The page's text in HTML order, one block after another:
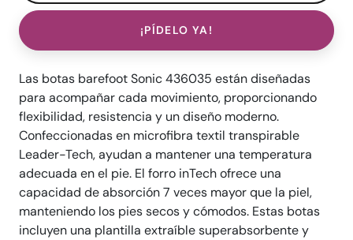
¡PÍDELO YA!
Las botas barefoot Sonic 436035 están diseñadas
para acompañar cada movimiento, proporcionando
flexibilidad, resistencia y un diseño moderno.
Confeccionadas en microfibra textil transpirable
Leader-Tech, ayudan a mantener una temperatura
adecuada en el pie. El forro inTech ofrece una
capacidad de absorción 7 veces mayor que la piel,
manteniendo los pies secos y cómodos. Estas botas
incluyen una plantilla extraíble superabsorbente y